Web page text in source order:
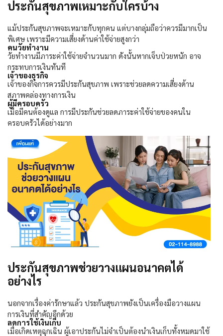
ประกันสุขภาพเหมาะกับใครบ้าง
แม้ประกันสุขภาพจะเหมาะกับทุกคน แต่บางกลุ่มถือว่าควรมีมากเป็น
พิเศษ เพราะมีความเสี่ยงด้านค่าใช้จ่ายสูงกว่า
คนวัยทำงาน
วัยทำงานมีภาระค่าใช้จ่ายจำนวนมาก ดังนั้นหากเจ็บป่วยหนัก อาจ
กระทบการเงินทันที
เจ้าของธุรกิจ
เจ้าของกิจการควรมีประกันสุขภาพ เพราะช่วยลดความเสี่ยงด้าน
สภาพคล่องทางการเงิน
ผู้มีครอบครัว
เมื่อมีคนต้องดูแล การมีประกันช่วยลดภาระค่าใช้จ่ายของคนใน
ครอบครัวได้อย่างมาก
ประกันสุขภาพช่วยวางแผนอนาคตได้
อย่างไร
นอกจากเรื่องค่ารักษาแล้ว ประกันสุขภาพยังเป็นเครื่องมือวางแผน
การเงินที่สำคัญอีกด้วย
ลดการใช้เงินเก็บ
เมื่อเกิดเหตุฉุกเฉิน ผู้เอาประกันไม่จำเป็นต้องนำเงินเก็บทั้งหมดมาใช้